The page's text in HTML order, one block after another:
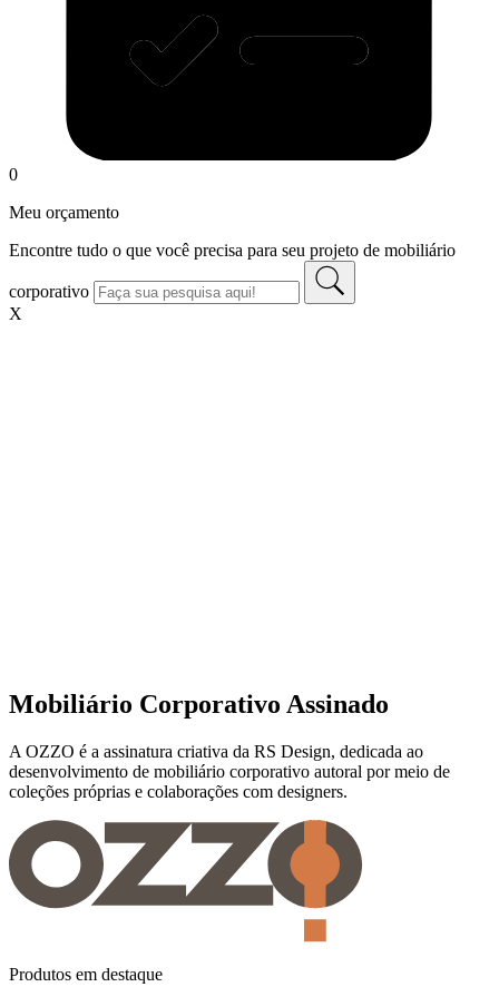
0
Meu orçamento
Encontre tudo o que você precisa para seu projeto de mobiliário
corporativo
X
Mobiliário Corporativo Assinado
A OZZO é a assinatura criativa da RS Design, dedicada ao
desenvolvimento de mobiliário corporativo autoral por meio de
coleções próprias e colaborações com designers.
Produtos em destaque